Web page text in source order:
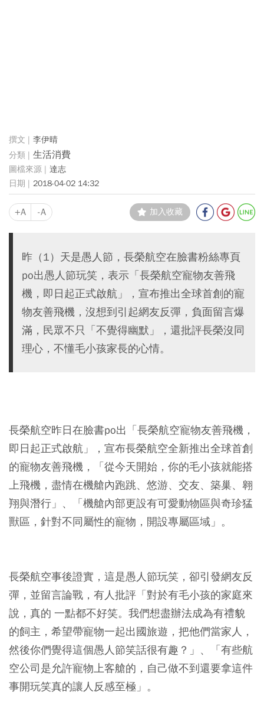
李伊晴
生活消費
達志
2018-04-02 14:32
+A -A 加入收藏
昨（1）天是愚人節，長榮航空在臉書粉絲專頁
po出愚人節玩笑，表示「長榮航空寵物友善飛
機，即日起正式啟航」，宣布推出全球首創的寵
物友善飛機，沒想到引起網友反彈，負面留言爆
滿，民眾不只「不覺得幽默」，還批評長榮沒同
理心，不懂毛小孩家長的心情。
長榮航空昨日在臉書po出「長榮航空寵物友善飛機，
即日起正式啟航」，宣布長榮航空全新推出全球首創
的寵物友善飛機，「從今天開始，你的毛小孩就能搭
上飛機，盡情在機艙內跑跳、悠游、交友、築巢、翱
翔與潛行」、「機艙內部更設有可愛動物區與奇珍猛
獸區，針對不同屬性的寵物，開設專屬區域」。
長榮航空事後證實，這是愚人節玩笑，卻引發網友反
彈，並留言論戰，有人批評「對於有毛小孩的家庭來
說，真的 一點都不好笑。我們想盡辦法成為有禮貌
的飼主，希望帶寵物一起出國旅遊，把他們當家人，
然後你們覺得這個愚人節笑話很有趣？」、「有些航
空公司是允許寵物上客艙的，自己做不到還要拿這件
事開玩笑真的讓人反感至極」。